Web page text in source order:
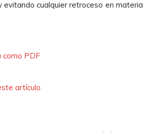
evitando cualquier retroceso en materia
como PDF
artículo